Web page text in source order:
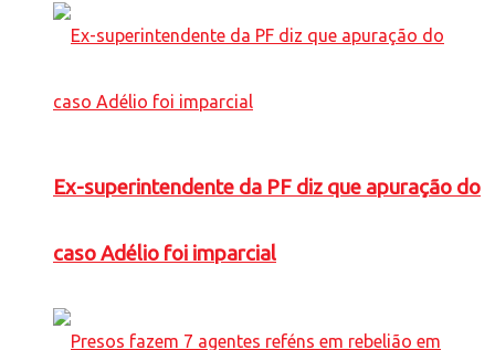
Ex-superintendente da PF diz que apuração do
caso Adélio foi imparcial